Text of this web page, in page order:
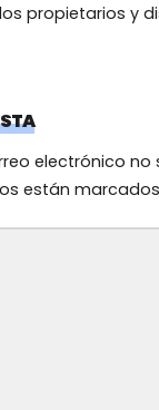
propietarios y
electrónico no
están